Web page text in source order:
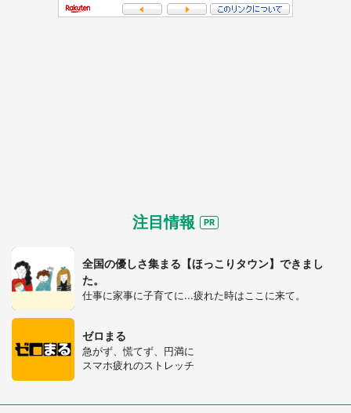
注目情報
全国の優しさ集まる【ほっこりタウン】できまし
た。
仕事に家事に子育てに...疲れた時はここに来て。
ゼロまる
急がず、慌てず、円満に
スマホ疲れのストレッチ